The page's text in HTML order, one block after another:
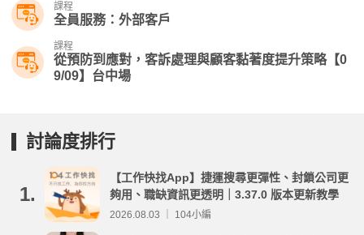
課程
全員服務：外部客戶
課程
從預防到應對，客訴處理與顧客黏著度提升策略【0
9/09】台中場
討論度排行
1.
【工作快找App】捷運搜尋更彈性、封鎖公司更
夠用、職缺資訊更透明｜3.37.0 版本更新教學
2026.08.03 ｜ 104小編